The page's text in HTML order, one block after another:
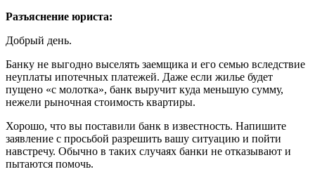
Разъяснение юриста:
Добрый день.
Банку не выгодно выселять заемщика и его семью вследствие
неуплаты ипотечных платежей. Даже если жилье будет
пущено «с молотка», банк выручит куда меньшую сумму,
нежели рыночная стоимость квартиры.
Хорошо, что вы поставили банк в известность. Напишите
заявление с просьбой разрешить вашу ситуацию и пойти
навстречу. Обычно в таких случаях банки не отказывают и
пытаются помочь.